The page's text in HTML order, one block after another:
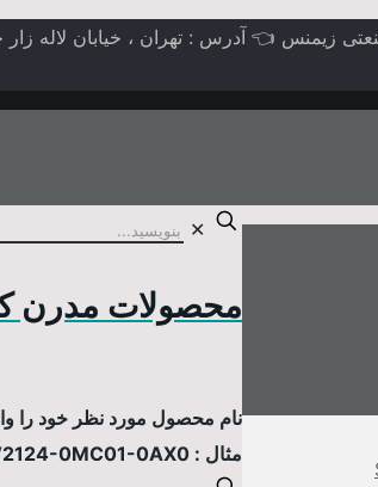
زیمنس 👈 آدرس : تهران ، خیابان لاله زار
✕
محصولات مدرن
نام محصول مورد نظر خود را
مثال : 6AV2124-0MC01-0AX0